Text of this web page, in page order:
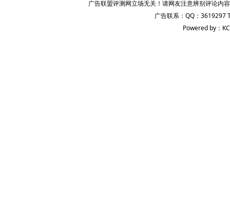
广告联盟评测网立场无关！请网友注意辨别评论内
广告联系：QQ：3619297
Powered by：